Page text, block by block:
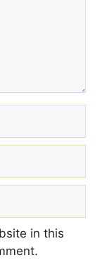
in this